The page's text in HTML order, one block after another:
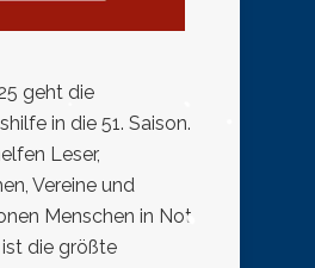
geht die
in die 51. Saison.
Leser,
Vereine und
Menschen in Not
die größte